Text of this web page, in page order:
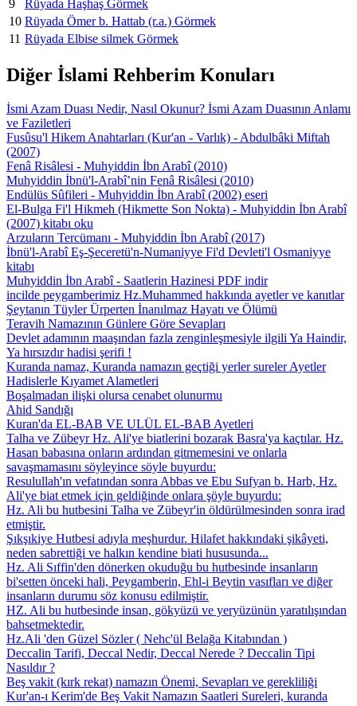
9
Rüyada Haşhaş Görmek
10 Rüyada Ömer b. Hattab (r.a.) Görmek
11 Rüyada Elbise silmek Görmek
Diğer İslami Rehberim Konuları
İsmi Azam Duası Nedir, Nasıl Okunur? İsmi Azam Duasının Anlamı
ve Faziletleri
Fusûsu'l Hikem Anahtarları (Kur'an - Varlık) - Abdulbâki Miftah
(2007)
Fenâ Risâlesi - Muhyiddin İbn Arabî (2010)
Muhyiddin İbnü'l-Arabî’nin Fenâ Risâlesi (2010)
Endülüs Sûfileri - Muhyiddin İbn Arabî (2002) eseri
El-Bulga Fi'l Hikmeh (Hikmette Son Nokta) - Muhyiddin İbn Arabî
(2007) kitabı oku
Arzuların Tercümanı - Muhyiddin İbn Arabî (2017)
İbnü'l-Arabî Eş-Şeceretü'n-Numaniyye Fi'd Devleti'l Osmaniyye
kitabı
Muhyiddin İbn Arabî - Saatlerin Hazinesi PDF indir
incilde peygamberimiz Hz.Muhammed hakkında ayetler ve kanıtlar
Şeytanın Tüyler Ürperten İnanılmaz Hayatı ve Ölümü
Teravih Namazının Günlere Göre Sevapları
Devlet adamının maaşından fazla zenginleşmesiyle ilgili Ya Haindir,
Ya hırsızdır hadisi şerifi !
Kuranda namaz, Kuranda namazın geçtiği yerler sureler Ayetler
Hadislerle Kıyamet Alametleri
Boşalmadan ilişki olursa cenabet olunurmu
Ahid Sandığı
Kuran'da EL-BAB VE ULÜL EL-BAB Ayetleri
Talha ve Zübeyr Hz. Ali'ye biatlerini bozarak Basra'ya kaç­tılar. Hz.
Hasan babasına onların ardından gitmemesini ve onlarla
savaşmamasını söyleyince söyle buyurdu:
Resulullah'ın vefatından sonra Abbas ve Ebu Sufyan b. Harb, Hz.
Ali'ye biat etmek için geldiğinde onlara şöyle buyurdu:
Hz. Ali bu hutbesini Talha ve Zübeyr'in öldürülmesinden sonra irad
etmiştir.
Şıkşıkiye Hutbesi adıyla meşhurdur. Hilafet hakkındaki şikâyeti,
neden sabrettiği ve halkın kendine biati hususunda...
Hz. Ali Sıffin'den dönerken okuduğu bu hutbesinde insanların
bi'setten önceki hali, Peygamberin, Ehl-i Beytin vasıfları ve diğer
insanların durumu söz konusu edilmiştir.
HZ. Ali bu hutbesinde insan, gökyüzü ve yeryüzünün yaratılı­şından
bahsetmektedir.
Hz.Ali 'den Güzel Sözler ( Nehc'ül Belağa Kitabından )
Deccalin Tarifi, Deccal Nedir, Deccal Nerede ? Deccalin Tipi
Nasıldır ?
Beş vakit (kırk rekat) namazın Önemi, Sevapları ve gerekliliği
Kur'an-ı Kerim'de Beş Vakit Namazın Saatleri Sureleri, kuranda